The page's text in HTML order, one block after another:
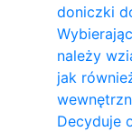
doniczki
należy
jak
Decyduje